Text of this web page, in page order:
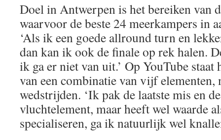
Doel in Antwerpen is het bereiken van
waarvoor de beste 24 meerkampers in
‘Als ik een goede allround turn en
dan kan ik ook de finale op rek halen.
ik ga er niet van uit.’ Op YouTube staat
van een combinatie van vijf
wedstrijden. ‘Ik pak de laatste mis en
vluchtelement, maar heeft wel waarde
specialiseren, ga ik natuurlijk wel